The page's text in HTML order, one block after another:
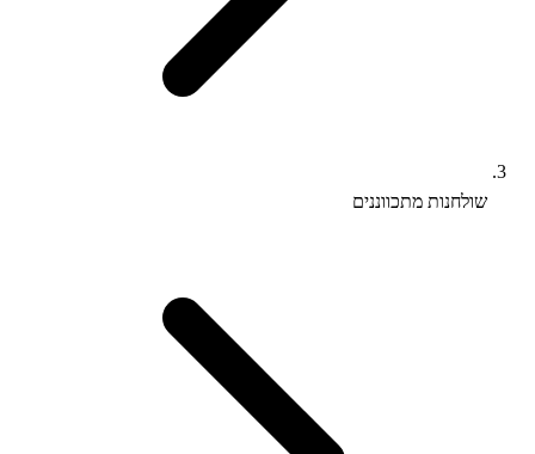
שולחנות מתכווננים